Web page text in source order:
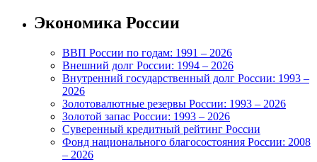
Экономика России
ВВП России по годам: 1991 – 2026
Внешний долг России: 1994 – 2026
Внутренний государственный долг России: 1993 –
2026
Золотовалютные резервы России: 1993 – 2026
Золотой запас России: 1993 – 2026
Суверенный кредитный рейтинг России
Фонд национального благосостояния России: 2008
– 2026